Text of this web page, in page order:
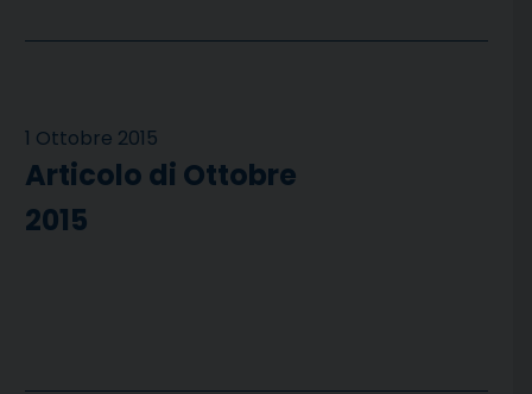
1 Ottobre 2015
Articolo di Ottobre
2015